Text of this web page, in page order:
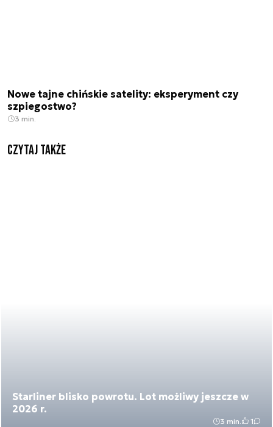
Nowe tajne chińskie satelity: eksperyment czy
szpiegostwo?
3 min.
Czytaj także
Starliner blisko powrotu. Lot możliwy jeszcze w
2026 r.
3 min. 1